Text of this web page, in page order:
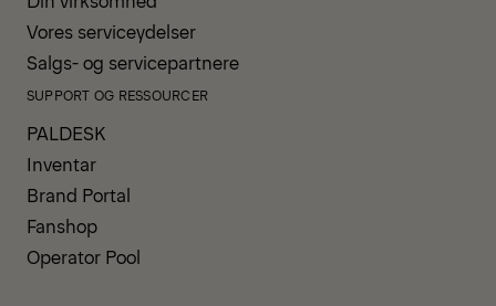
Vores serviceydelser
Salgs- og servicepartnere
SUPPORT OG RESSOURCER
PALDESK
Inventar
Brand Portal
Fanshop
Operator Pool